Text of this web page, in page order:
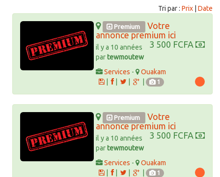
Tri par : Prix Date
Premium
Votre
annonce premium ici
3 500 FCFA
il y a 10 années
partewmoutew
Services -
Ouakam
|
1
Premium
Votre
annonce premium ici
3 500 FCFA
il y a 10 années
partewmoutew
Services -
Ouakam
|
1